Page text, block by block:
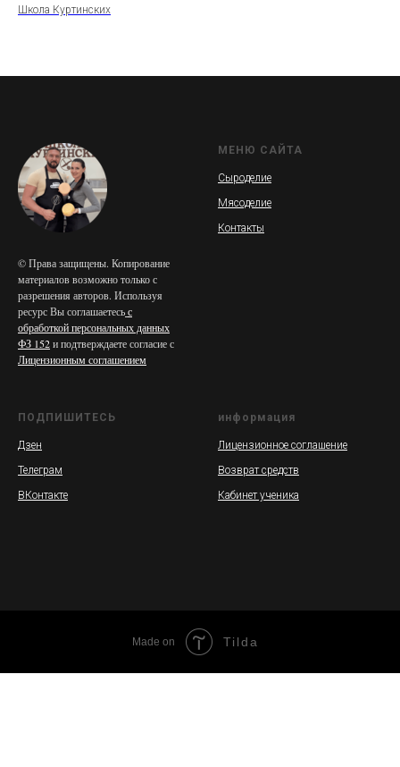
Школа Куртинских
© Права защищены. Копирование
материалов возможно только с
разрешения авторов. Используя
ресурс Вы соглашаетесьс
обработкой персональных данных
ФЗ 152и подтверждаете согласие с
Лицензионным соглашением
МЕНЮ САЙТА
Сыроделие
Мясоделие
Контакты
ПОДПИШИТЕСЬ
Дзен
Телеграм
ВКонтакте
информация
Лицензионное соглашение
Возврат средств
Кабинет ученика
Made on Tilda